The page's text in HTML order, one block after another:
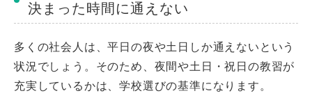
決まった時間に通えない
多くの社会人は、平日の夜や土日しか通えないという
状況でしょう。そのため、夜間や土日・祝日の教習が
充実しているかは、学校選びの基準になります。